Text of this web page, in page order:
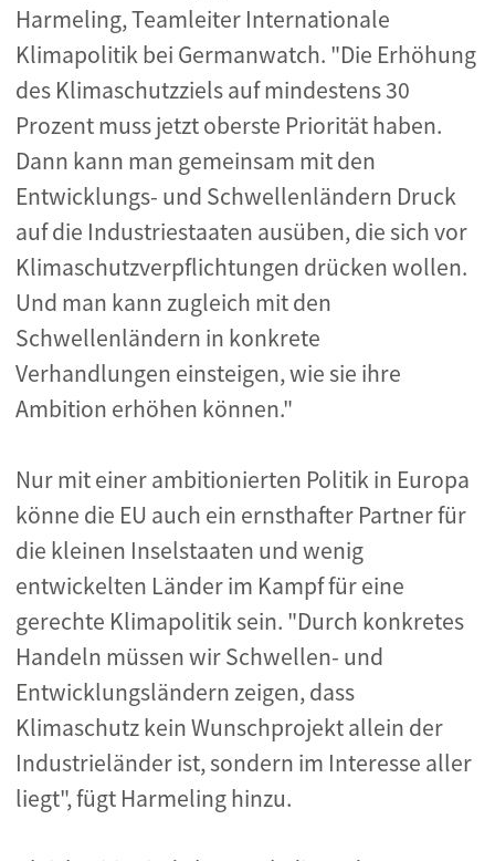
Harmeling, Teamleiter Internationale
Klimapolitik bei Germanwatch. "Die Erhöhung
des Klimaschutzziels auf mindestens 30
Prozent muss jetzt oberste Priorität haben.
Dann kann man gemeinsam mit den
Entwicklungs- und Schwellenländern Druck
auf die Industriestaaten ausüben, die sich vor
Klimaschutzverpflichtungen drücken wollen.
Und man kann zugleich mit den
Schwellenländern in konkrete
Verhandlungen einsteigen, wie sie ihre
Ambition erhöhen können."
Nur mit einer ambitionierten Politik in Europa
könne die EU auch ein ernsthafter Partner für
die kleinen Inselstaaten und wenig
entwickelten Länder im Kampf für eine
gerechte Klimapolitik sein. "Durch konkretes
Handeln müssen wir Schwellen- und
Entwicklungsländern zeigen, dass
Klimaschutz kein Wunschprojekt allein der
Industrieländer ist, sondern im Interesse aller
liegt", fügt Harmeling hinzu.